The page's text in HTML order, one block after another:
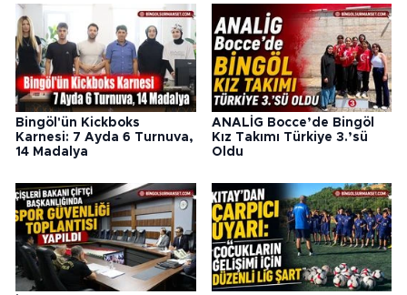
Bingöl'ün Kickboks
Karnesi: 7 Ayda 6 Turnuva,
14 Madalya
ANALİG Bocce’de Bingöl
Kız Takımı Türkiye 3.’sü
Oldu